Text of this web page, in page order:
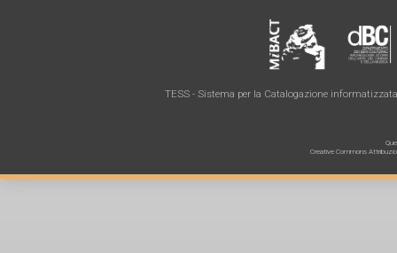
TESS - Sistema per la Catalogazione
Creative Commons